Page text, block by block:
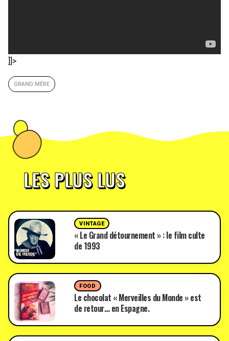
]]>
GRAND MÉRE
LES PLUS LUS
VINTAGE
« Le Grand détournement » : le film culte
de 1993
FOOD
Le chocolat « Merveilles du Monde » est
de retour… en Espagne.